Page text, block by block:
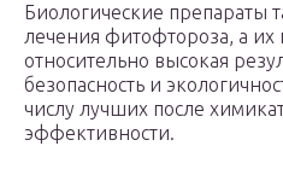
Биологические препараты
лечения фитофтороза, а их
относительно высокая
безопасность и
числу лучших после
эффективности.